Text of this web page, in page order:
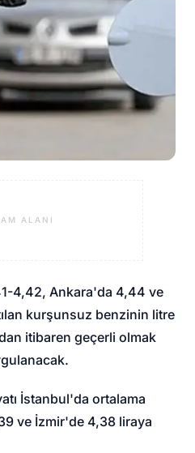
ALANI
4,42, Ankara'da 4,44 ve
kurşunsuz benzinin litre
itibaren geçerli olmak
İstanbul'da ortalama
ve İzmir'de 4,38 liraya